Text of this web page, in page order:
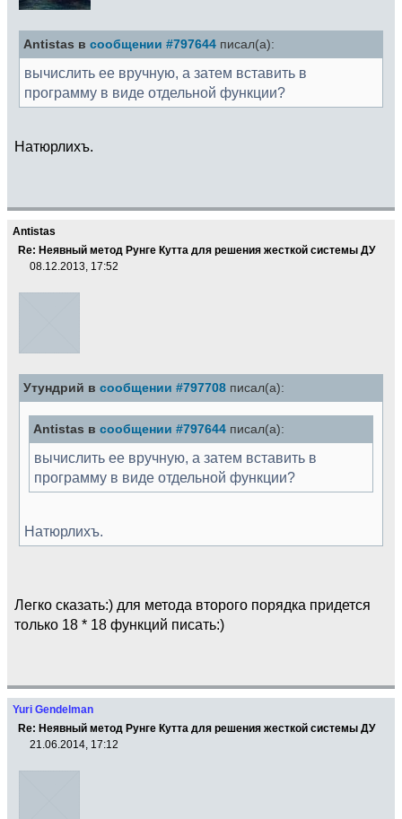
Antistas в сообщении #797644 писал(а):
вычислить ее вручную, а затем вставить в
программу в виде отдельной функции?
Натюрлихъ.
Antistas
Re: Неявный метод Рунге Кутта для решения жесткой системы ДУ
08.12.2013, 17:52
Утундрий в сообщении #797708 писал(а):
Antistas в сообщении #797644 писал(а):
вычислить ее вручную, а затем вставить в
программу в виде отдельной функции?
Натюрлихъ.
Легко сказать:) для метода второго порядка придется
только 18 * 18 функций писать:)
Yuri Gendelman
Re: Неявный метод Рунге Кутта для решения жесткой системы ДУ
21.06.2014, 17:12